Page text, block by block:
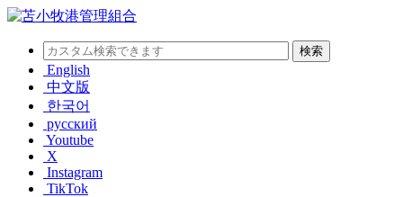
English
中文版
한국어
русский
Youtube
X
Instagram
TikTok